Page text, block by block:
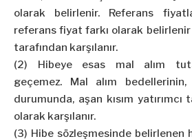
olarak belirlenir. Referans
referans fiyat farkı olarak belirlenir
tarafından karşılanır.
(2) Hibeye esas mal alım
geçemez. Mal alım
durumunda, aşan kısım yatırımcı
olarak karşılanır.
(3) Hibe sözleşmesinde belirlenen